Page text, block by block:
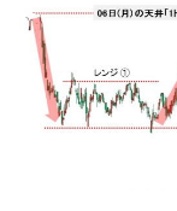
『Money1』
ル」まで拡大 ⇒
『Money1』
い「50.5％」に上
た ⇒ 国家が行っ